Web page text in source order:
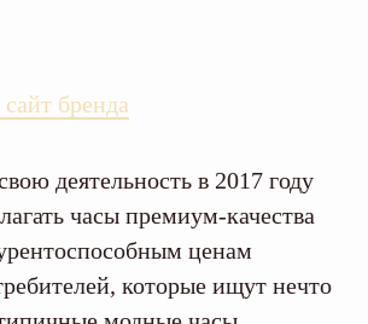
бренда
деятельность в 2017 году
часы премиум-качества
ценам
которые ищут нечто